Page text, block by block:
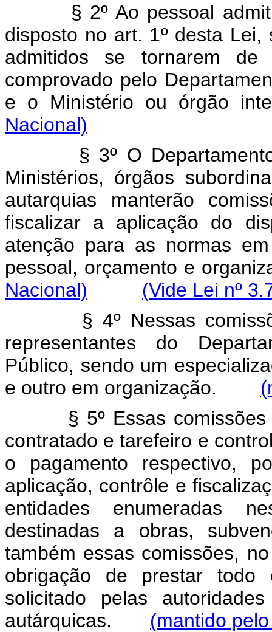
§ 2º Ao pessoal
disposto no art. 1º desta
admitidos se tornarem de
comprovado pelo
e o Ministério ou órgão
Nacional)
§ 3º O
Ministérios, órgãos
autarquias manterão
fiscalizar a aplicação do
atenção para as normas
pessoal, orçamento e
Nacional)
(Vide Lei nº
§ 4º Nessas
representantes do
Público, sendo um
e outro em organização.
§ 5º Essas
contratado e tarefeiro e
o pagamento respectivo,
aplicação, contrôle e
entidades enumeradas
destinadas a obras,
também essas comissões,
obrigação de prestar
solicitado pelas
autárquicas. (mantido